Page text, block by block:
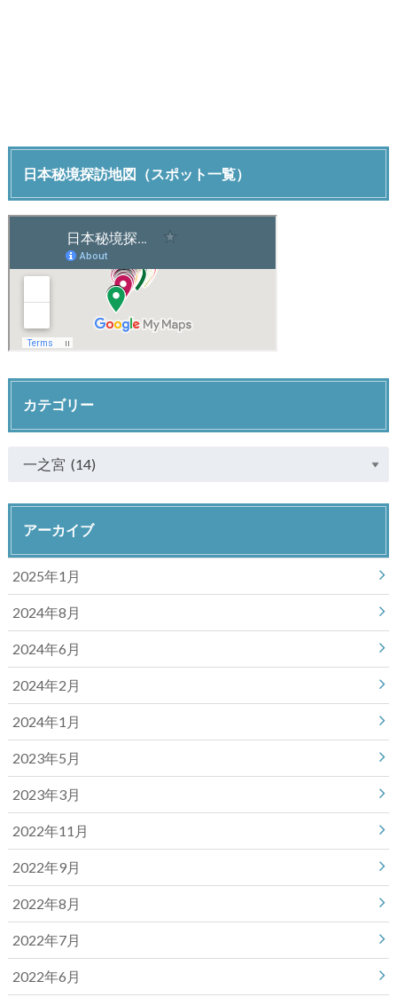
日本秘境探訪地図（スポット一覧）
カテゴリー
アーカイブ
2025年1月
2024年8月
2024年6月
2024年2月
2024年1月
2023年5月
2023年3月
2022年11月
2022年9月
2022年8月
2022年7月
2022年6月